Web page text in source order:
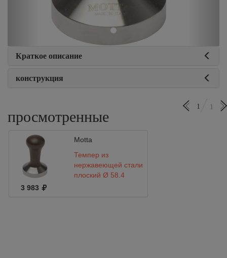
Краткое описание
конструкция
просмотренные
1 1
Motta
Темпер из
нержавеющей стали
плоский Ø 58,4
3 983